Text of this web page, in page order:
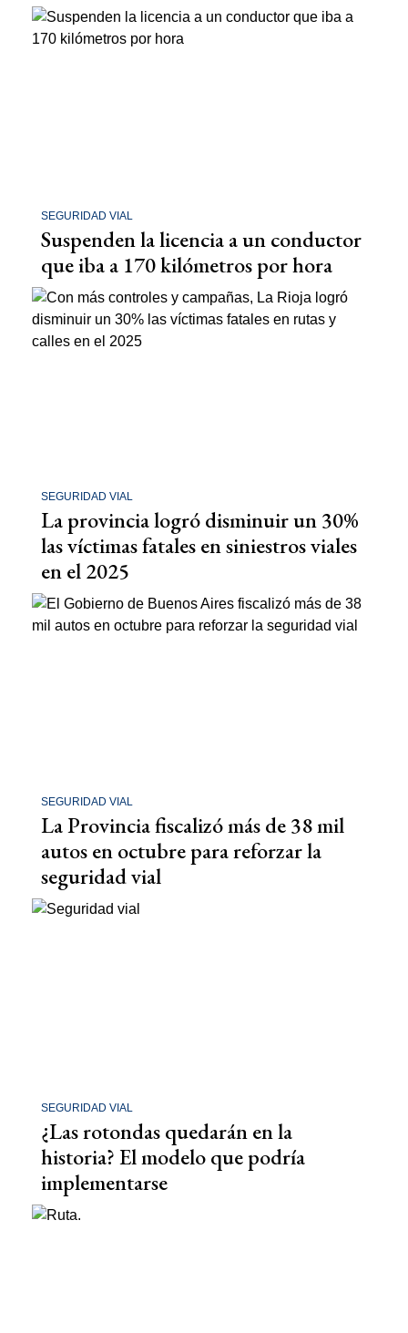
SEGURIDAD VIAL
Suspenden la licencia a un conductor
que iba a 170 kilómetros por hora
SEGURIDAD VIAL
La provincia logró disminuir un 30%
las víctimas fatales en siniestros viales
en el 2025
SEGURIDAD VIAL
La Provincia fiscalizó más de 38 mil
autos en octubre para reforzar la
seguridad vial
SEGURIDAD VIAL
¿Las rotondas quedarán en la
historia? El modelo que podría
implementarse